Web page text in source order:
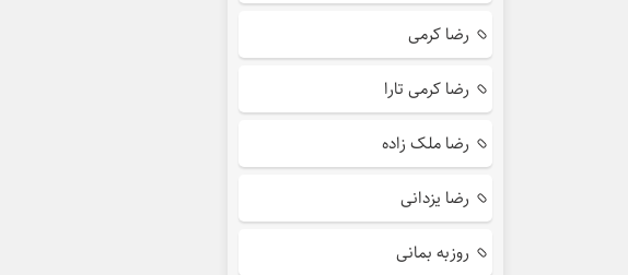
رضا کرمی
رضا کرمی تارا
رضا ملک زاده
رضا یزدانی
روزبه بمانی